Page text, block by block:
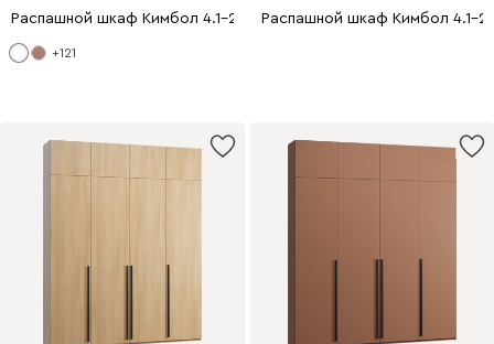
Распашной шкаф Кимбол 4.1-240x280 Белый
+121
Распашной шкаф Кимбол 4.1-